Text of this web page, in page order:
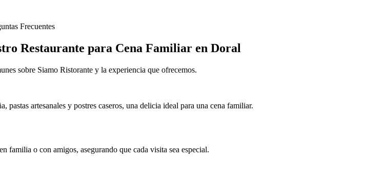
Frecuentes
Restaurante para Cena Familiar en Doral
sobre Siamo Ristorante y la experiencia que ofrecemos.
artesanales y postres caseros, una delicia ideal para una cena familiar.
familia o con amigos, asegurando que cada visita sea especial.